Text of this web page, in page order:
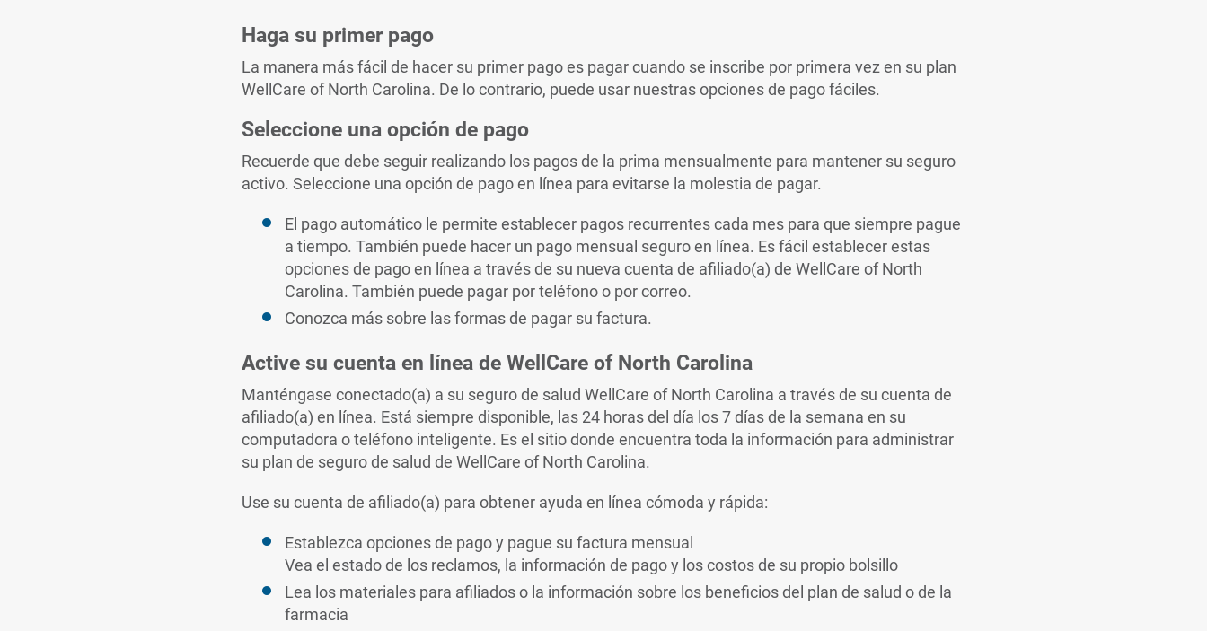
Haga su primer pago
La manera más fácil de hacer su primer pago es pagar cuando se inscribe por primera vez en su plan
WellCare of North Carolina. De lo contrario, puede usar nuestras opciones de pago fáciles.
Seleccione una opción de pago
Recuerde que debe seguir realizando los pagos de la prima mensualmente para mantener su seguro
activo. Seleccione una opción de pago en línea para evitarse la molestia de pagar.
El pago automático le permite establecer pagos recurrentes cada mes para que siempre pague
a tiempo. También puede hacer un pago mensual seguro en línea. Es fácil establecer estas
opciones de pago en línea a través de su nueva cuenta de afiliado(a) de WellCare of North
Carolina. También puede pagar por teléfono o por correo.
Conozca más sobre las formas de pagar su factura.
Active su cuenta en línea de WellCare of North Carolina
Manténgase conectado(a) a su seguro de salud WellCare of North Carolina a través de su cuenta de
afiliado(a) en línea. Está siempre disponible, las 24 horas del día los 7 días de la semana en su
computadora o teléfono inteligente. Es el sitio donde encuentra toda la información para administrar
su plan de seguro de salud de WellCare of North Carolina.
Use su cuenta de afiliado(a) para obtener ayuda en línea cómoda y rápida:
Establezca opciones de pago y pague su factura mensual
Vea el estado de los reclamos, la información de pago y los costos de su propio bolsillo
Lea los materiales para afiliados o la información sobre los beneficios del plan de salud o de la
farmacia